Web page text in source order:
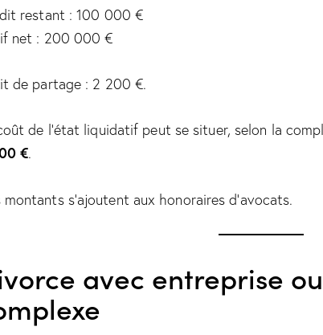
restant : 100 000 €
net : 200 000 €
de partage : 2 200 €.
de l’état liquidatif peut se situer, selon la
€.
montants s’ajoutent aux honoraires d’avocats.
avec entreprise